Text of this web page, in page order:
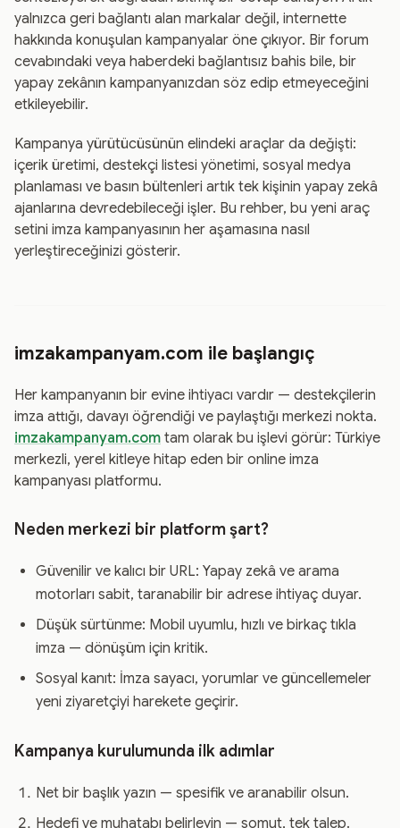
yalnızca geri bağlantı alan markalar değil, internette
hakkında konuşulan kampanyalar öne çıkıyor. Bir forum
cevabındaki veya haberdeki bağlantısız bahis bile, bir
yapay zekânın kampanyanızdan söz edip etmeyeceğini
etkileyebilir.
Kampanya yürütücüsünün elindeki araçlar da değişti:
içerik üretimi, destekçi listesi yönetimi, sosyal medya
planlaması ve basın bültenleri artık tek kişinin yapay zekâ
ajanlarına devredebileceği işler. Bu rehber, bu yeni araç
setini imza kampanyasının her aşamasına nasıl
yerleştireceğinizi gösterir.
imzakampanyam.com ile başlangıç
Her kampanyanın bir evine ihtiyacı vardır — destekçilerin
imza attığı, davayı öğrendiği ve paylaştığı merkezi nokta.
imzakampanyam.com tam olarak bu işlevi görür: Türkiye
merkezli, yerel kitleye hitap eden bir online imza
kampanyası platformu.
Neden merkezi bir platform şart?
Güvenilir ve kalıcı bir URL: Yapay zekâ ve arama
motorları sabit, taranabilir bir adrese ihtiyaç duyar.
Düşük sürtünme: Mobil uyumlu, hızlı ve birkaç tıkla
imza — dönüşüm için kritik.
Sosyal kanıt: İmza sayacı, yorumlar ve güncellemeler
yeni ziyaretçiyi harekete geçirir.
Kampanya kurulumunda ilk adımlar
Net bir başlık yazın — spesifik ve aranabilir olsun.
Hedefi ve muhatabı belirleyin — somut, tek talep.